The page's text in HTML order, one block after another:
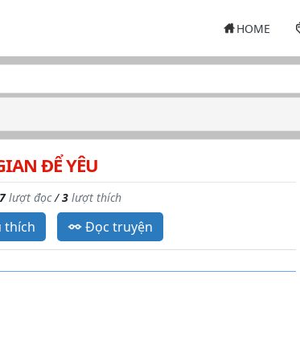
HOME
ĐỂ YÊU
lượt đọc/3 lượt thích
thích Đọc truyện